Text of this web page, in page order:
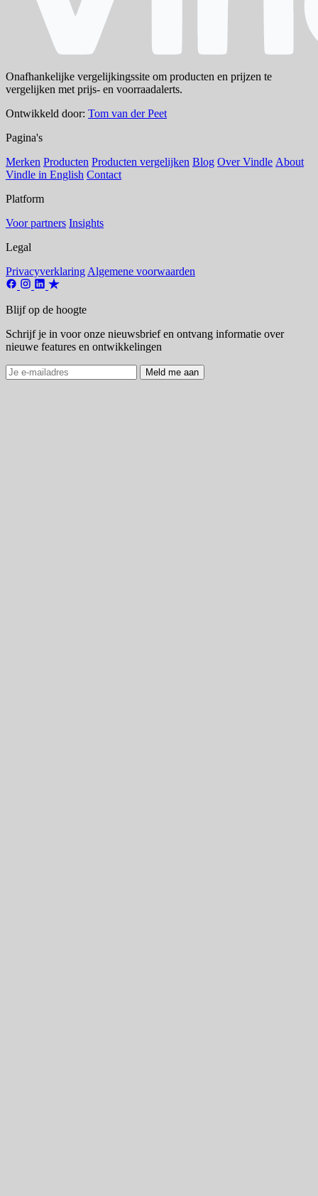
Onafhankelijke vergelijkingssite om producten en prijzen te
vergelijken met prijs- en voorraadalerts.
Ontwikkeld door: Tom van der Peet
Pagina's
Merken Producten Producten vergelijken Blog Over Vindle About
Vindle in English Contact
Platform
Voor partners Insights
Legal
Privacyverklaring Algemene voorwaarden
Blijf op de hoogte
Schrijf je in voor onze nieuwsbrief en ontvang informatie over
nieuwe features en ontwikkelingen
Meld me aan